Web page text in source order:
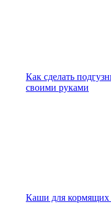
Как сделать
своими руками
Каши для